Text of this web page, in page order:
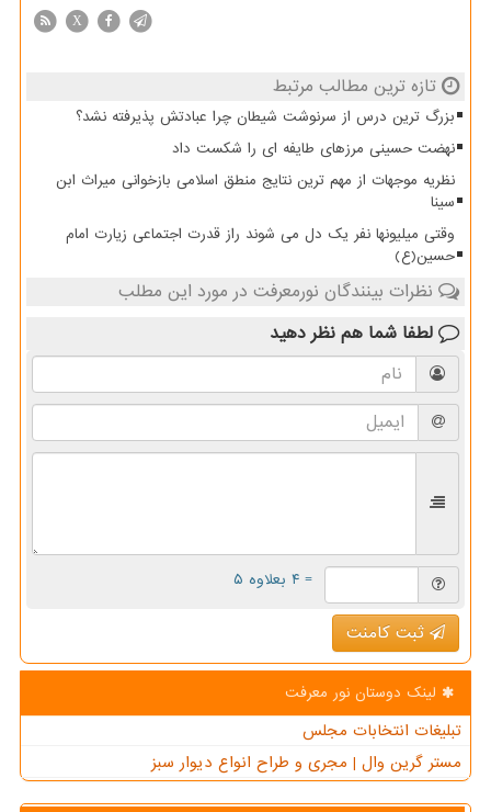
X
تازه ترین مطالب مرتبط
بزرگ ترین درس از سرنوشت شیطان چرا عبادتش پذیرفته نشد؟
نهضت حسینی مرزهای طایفه ای را شکست داد
نظریه موجهات از مهم ترین نتایج منطق اسلامی بازخوانی میراث ابن
سینا
وقتی میلیونها نفر یک دل می شوند راز قدرت اجتماعی زیارت امام
حسین(ع)
نظرات بینندگان نورمعرفت در مورد این مطلب
لطفا شما هم نظر دهید
= ۴ بعلاوه ۵
ثبت کامنت
لینک دوستان نور معرفت
تبلیغات انتخابات مجلس
مستر گرین وال | مجری و طراح انواع دیوار سبز